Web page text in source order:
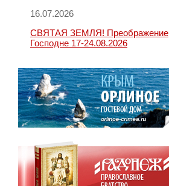
16.07.2026
СВЯТАЯ ЗЕМЛЯ! Преображение
Господне 17-24.08.2026